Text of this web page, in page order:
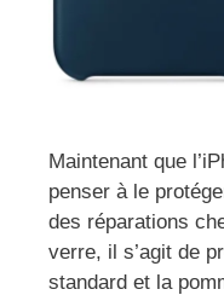
Maintenant que
penser à le
des réparations
verre, il s’agit de
standard et la